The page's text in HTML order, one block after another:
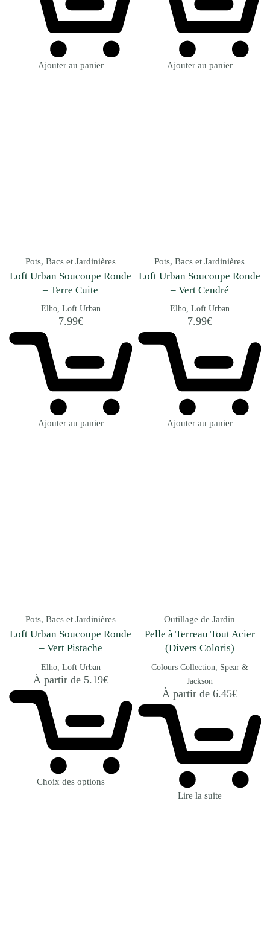
Ajouter au panier Ajouter au panier
Pots, Bacs et Jardinières
Loft Urban Soucoupe Ronde
– Terre Cuite
Elho Loft Urban
7.99€
Ajouter au panier
Pots, Bacs et Jardinières
Loft Urban Soucoupe Ronde
– Vert Cendré
Elho Loft Urban
7.99€
Ajouter au panier
Pots, Bacs et Jardinières
Loft Urban Soucoupe Ronde
– Vert Pistache
Elho Loft Urban
À partir de 5.19€
Choix des options
Outillage de Jardin
Pelle à Terreau Tout Acier
(Divers Coloris)
Colours Collection
Spear &
Jackson
À partir de 6.45€
Lire la suite